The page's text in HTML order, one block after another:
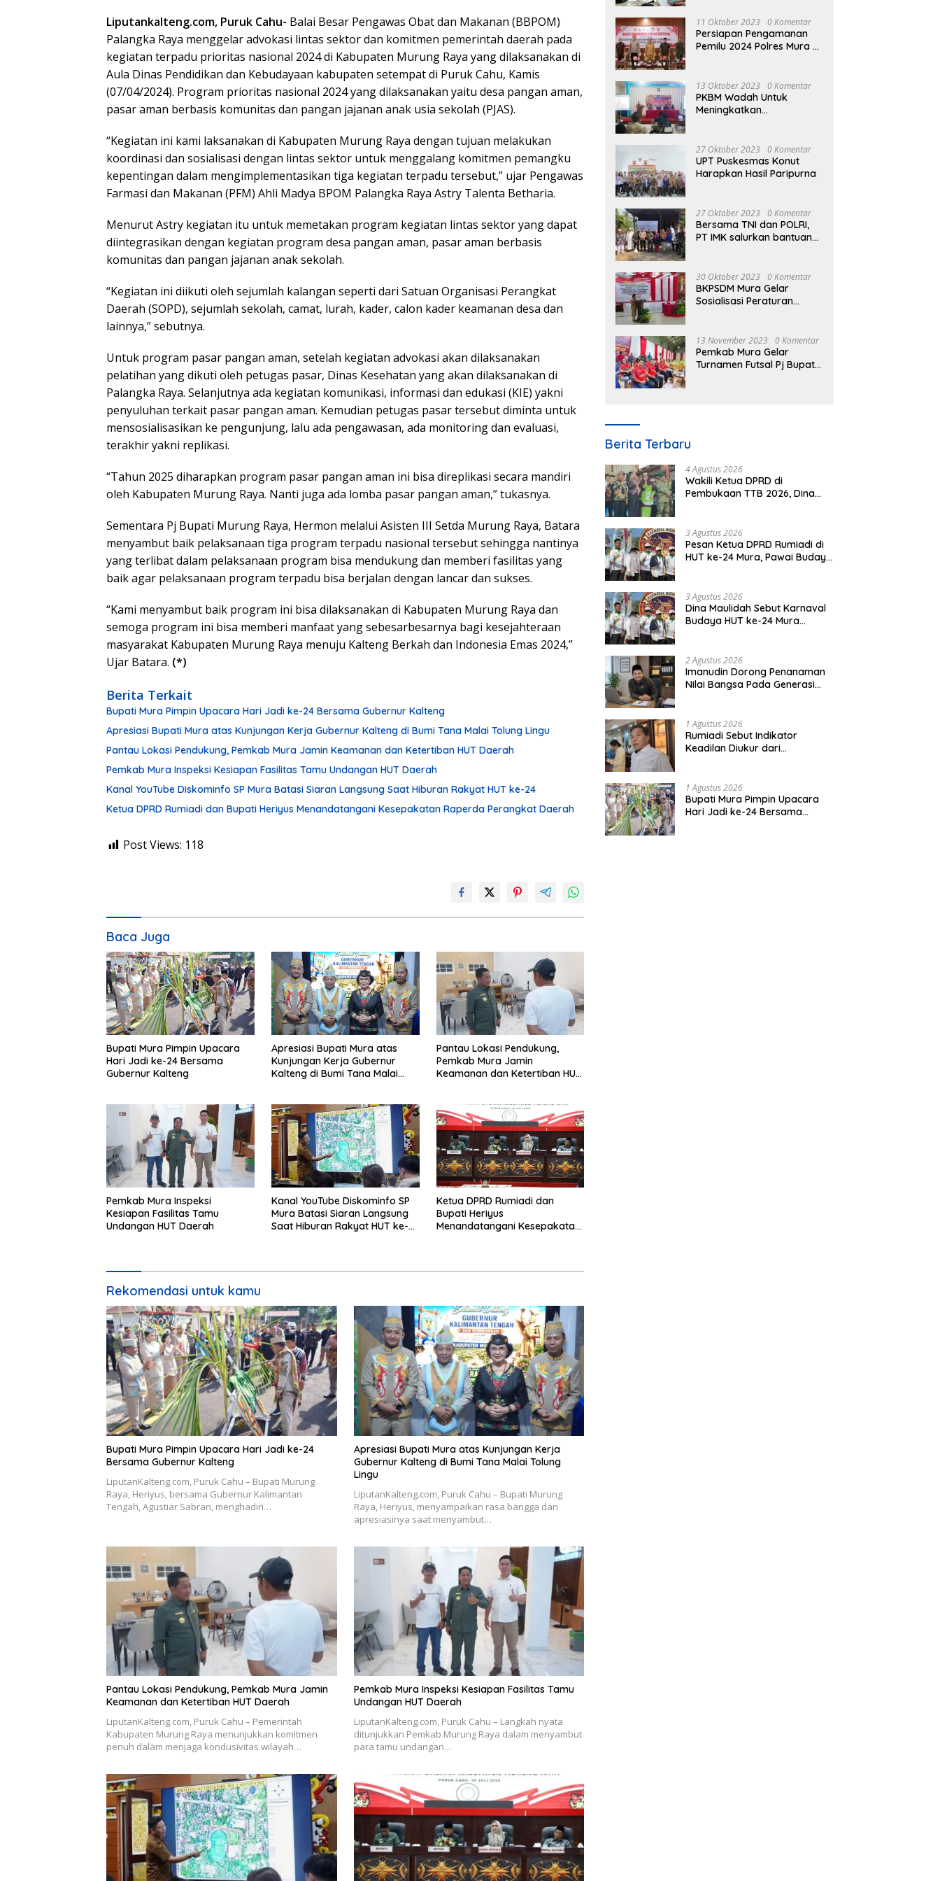
Liputankalteng.com, Puruk Cahu- Balai Besar Pengawas Obat dan Makanan (BBPOM)
Palangka Raya menggelar advokasi lintas sektor dan komitmen pemerintah daerah pada
kegiatan terpadu prioritas nasional 2024 di Kabupaten Murung Raya yang dilaksanakan di
Aula Dinas Pendidikan dan Kebudayaan kabupaten setempat di Puruk Cahu, Kamis
(07/04/2024). Program prioritas nasional 2024 yang dilaksanakan yaitu desa pangan aman,
pasar aman berbasis komunitas dan pangan jajanan anak usia sekolah (PJAS).
“Kegiatan ini kami laksanakan di Kabupaten Murung Raya dengan tujuan melakukan
koordinasi dan sosialisasi dengan lintas sektor untuk menggalang komitmen pemangku
kepentingan dalam mengimplementasikan tiga kegiatan terpadu tersebut,” ujar Pengawas
Farmasi dan Makanan (PFM) Ahli Madya BPOM Palangka Raya Astry Talenta Betharia.
Menurut Astry kegiatan itu untuk memetakan program kegiatan lintas sektor yang dapat
diintegrasikan dengan kegiatan program desa pangan aman, pasar aman berbasis
komunitas dan pangan jajanan anak sekolah.
“Kegiatan ini diikuti oleh sejumlah kalangan seperti dari Satuan Organisasi Perangkat
Daerah (SOPD), sejumlah sekolah, camat, lurah, kader, calon kader keamanan desa dan
lainnya,” sebutnya.
Untuk program pasar pangan aman, setelah kegiatan advokasi akan dilaksanakan
pelatihan yang dikuti oleh petugas pasar, Dinas Kesehatan yang akan dilaksanakan di
Palangka Raya. Selanjutnya ada kegiatan komunikasi, informasi dan edukasi (KIE) yakni
penyuluhan terkait pasar pangan aman. Kemudian petugas pasar tersebut diminta untuk
mensosialisasikan ke pengunjung, lalu ada pengawasan, ada monitoring dan evaluasi,
terakhir yakni replikasi.
“Tahun 2025 diharapkan program pasar pangan aman ini bisa direplikasi secara mandiri
oleh Kabupaten Murung Raya. Nanti juga ada lomba pasar pangan aman,” tukasnya.
Sementara Pj Bupati Murung Raya, Hermon melalui Asisten III Setda Murung Raya, Batara
menyambut baik pelaksanaan tiga program terpadu nasional tersebut sehingga nantinya
yang terlibat dalam pelaksanaan program bisa mendukung dan memberi fasilitas yang
baik agar pelaksanaan program terpadu bisa berjalan dengan lancar dan sukses.
“Kami menyambut baik program ini bisa dilaksanakan di Kabupaten Murung Raya dan
semoga program ini bisa memberi manfaat yang sebesarbesarnya bagi kesejahteraan
masyarakat Kabupaten Murung Raya menuju Kalteng Berkah dan Indonesia Emas 2024,”
Ujar Batara. (*)
Berita Terkait
Bupati Mura Pimpin Upacara Hari Jadi ke-24 Bersama Gubernur Kalteng
Apresiasi Bupati Mura atas Kunjungan Kerja Gubernur Kalteng di Bumi Tana Malai Tolung Lingu
Pantau Lokasi Pendukung, Pemkab Mura Jamin Keamanan dan Ketertiban HUT Daerah
Pemkab Mura Inspeksi Kesiapan Fasilitas Tamu Undangan HUT Daerah
Kanal YouTube Diskominfo SP Mura Batasi Siaran Langsung Saat Hiburan Rakyat HUT ke-24
Ketua DPRD Rumiadi dan Bupati Heriyus Menandatangani Kesepakatan Raperda Perangkat Daerah
Post Views: 118
Baca Juga
Bupati Mura Pimpin Upacara
Hari Jadi ke-24 Bersama
Gubernur Kalteng
Apresiasi Bupati Mura atas
Kunjungan Kerja Gubernur
Kalteng di Bumi Tana Malai
Pantau Lokasi Pendukung,
Pemkab Mura Jamin
Keamanan dan Ketertiban HUT
Pemkab Mura Inspeksi
Kesiapan Fasilitas Tamu
Undangan HUT Daerah
Kanal YouTube Diskominfo SP
Mura Batasi Siaran Langsung
Saat Hiburan Rakyat HUT ke-
Ketua DPRD Rumiadi dan
Bupati Heriyus
Menandatangani Kesepakatan
Rekomendasi untuk kamu
Bupati Mura Pimpin Upacara Hari Jadi ke-24
Bersama Gubernur Kalteng
LiputanKalteng.com, Puruk Cahu – Bupati Murung
Raya, Heriyus, bersama Gubernur Kalimantan
Tengah, Agustiar Sabran, menghadiri…
Apresiasi Bupati Mura atas Kunjungan Kerja
Gubernur Kalteng di Bumi Tana Malai Tolung
Lingu
LiputanKalteng.com, Puruk Cahu – Bupati Murung
Raya, Heriyus, menyampaikan rasa bangga dan
apresiasinya saat menyambut…
Pantau Lokasi Pendukung, Pemkab Mura Jamin
Keamanan dan Ketertiban HUT Daerah
LiputanKalteng.com, Puruk Cahu – Pemerintah
Kabupaten Murung Raya menunjukkan komitmen
penuh dalam menjaga kondusivitas wilayah…
Pemkab Mura Inspeksi Kesiapan Fasilitas Tamu
Undangan HUT Daerah
LiputanKalteng.com, Puruk Cahu – Langkah nyata
ditunjukkan Pemkab Murung Raya dalam menyambut
para tamu undangan…
Perubahan 2023
11 Oktober 2023 0 Komentar
Persiapan Pengamanan
Pemilu 2024 Polres Mura
13 Oktober 2023 0 Komentar
PKBM Wadah Untuk
Meningkatkan
Dalam Bidang Ekonomi
27 Oktober 2023 0 Komentar
UPT Puskesmas Konut
Harapkan Hasil Paripurna
27 Oktober 2023 0 Komentar
Bersama TNI dan POLRI,
PT IMK salurkan bantuan
30 Oktober 2023 0 Komentar
BKPSDM Mura Gelar
Sosialisasi Peraturan
13 November 2023 0 Komentar
Pemkab Mura Gelar
Turnamen Futsal Pj Bupati
Berita Terbaru
4 Agustus 2026
Wakili Ketua DPRD di
Pembukaan TTB 2026, Dina
3 Agustus 2026
Pesan Ketua DPRD Rumiadi di
HUT ke-24 Mura, Pawai Budaya
3 Agustus 2026
Dina Maulidah Sebut Karnaval
Budaya HUT ke-24 Mura
2 Agustus 2026
Imanudin Dorong Penanaman
Nilai Bangsa Pada Generasi
1 Agustus 2026
Rumiadi Sebut Indikator
Keadilan Diukur dari
1 Agustus 2026
Bupati Mura Pimpin Upacara
Hari Jadi ke-24 Bersama